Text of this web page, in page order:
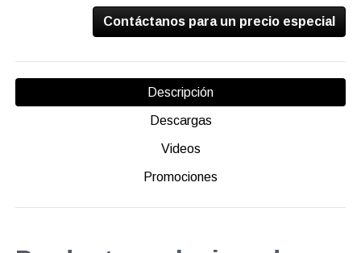
Contáctanos para un precio especial
Descripción
Descargas
Videos
Promociones